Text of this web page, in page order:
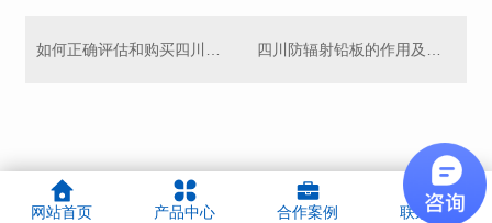
网站首页 产品中心 合作案例 联系我们